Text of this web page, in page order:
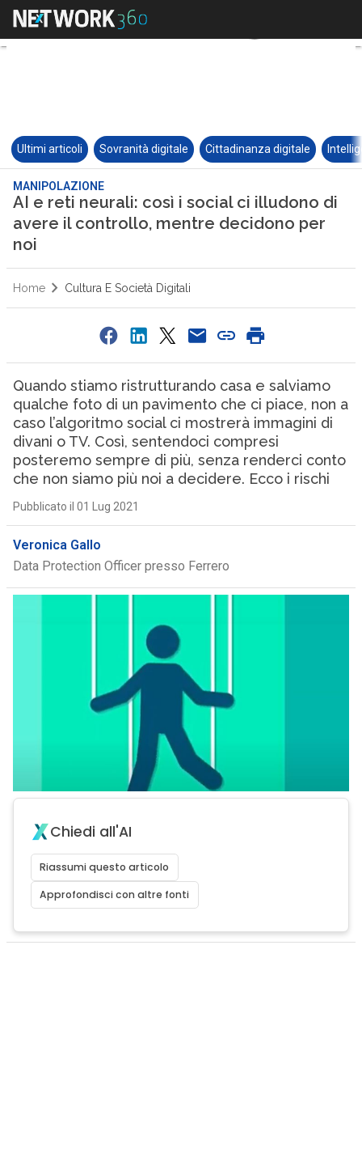
Ultimi articoli Sovranità digitale Cittadinanza digitale
MANIPOLAZIONE
AI e reti neurali: così i social ci illudono di
avere il controllo, mentre decidono per
noi
Home Cultura E Società Digitali
Quando stiamo ristrutturando casa e salviamo
qualche foto di un pavimento che ci piace, non a
caso l’algoritmo social ci mostrerà immagini di
divani o TV. Così, sentendoci compresi
posteremo sempre di più, senza renderci conto
che non siamo più noi a decidere. Ecco i rischi
Pubblicato il 01 Lug 2021
Veronica Gallo
Data Protection Officer presso Ferrero
Chiedi all'AI
Riassumi questo articolo
Approfondisci con altre fonti